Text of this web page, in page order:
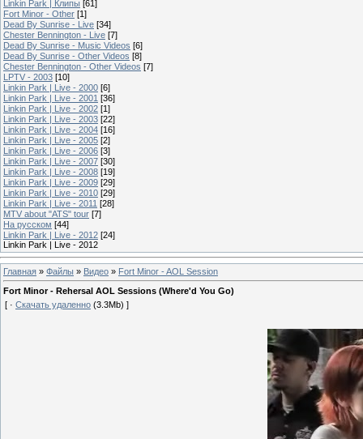
Linkin Park | Клипы [61]
Fort Minor - Other [1]
Dead By Sunrise - Live [34]
Chester Bennington - Live [7]
Dead By Sunrise - Music Videos [6]
Dead By Sunrise - Other Videos [8]
Chester Bennington - Other Videos [7]
LPTV - 2003 [10]
Linkin Park | Live - 2000 [6]
Linkin Park | Live - 2001 [36]
Linkin Park | Live - 2002 [1]
Linkin Park | Live - 2003 [22]
Linkin Park | Live - 2004 [16]
Linkin Park | Live - 2005 [2]
Linkin Park | Live - 2006 [3]
Linkin Park | Live - 2007 [30]
Linkin Park | Live - 2008 [19]
Linkin Park | Live - 2009 [29]
Linkin Park | Live - 2010 [29]
Linkin Park | Live - 2011 [28]
MTV about "ATS" tour [7]
На русском [44]
Linkin Park | Live - 2012 [24]
Linkin Park | Live - 2012
Главная » Файлы » Видео » Fort Minor - AOL Session
Fort Minor - Rehersal AOL Sessions (Where'd You Go)
[ · Скачать удаленно (3.3Mb) ]